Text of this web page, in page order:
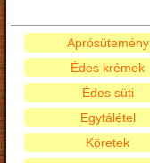
Aprósütemény
Édes krémek
Édes süti
Egytálétel
Köretek